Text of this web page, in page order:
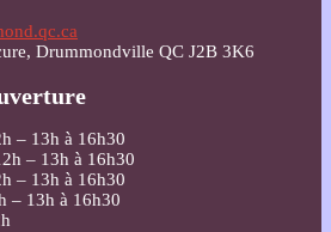
Drummondville QC J2B 3K6
– 13h à 16h30
– 13h à 16h30
– 13h à 16h30
– 13h à 16h30